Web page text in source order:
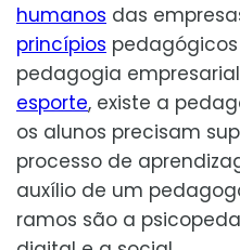
humanos das
princípios
pedagogia
esporte, existe a
os alunos precisam
processo de
auxílio de um
ramos são a